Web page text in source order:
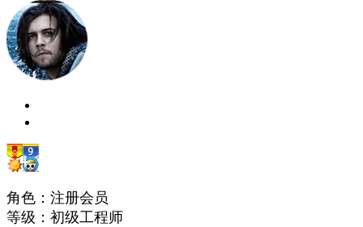
角色：注册会员
等级：初级工程师